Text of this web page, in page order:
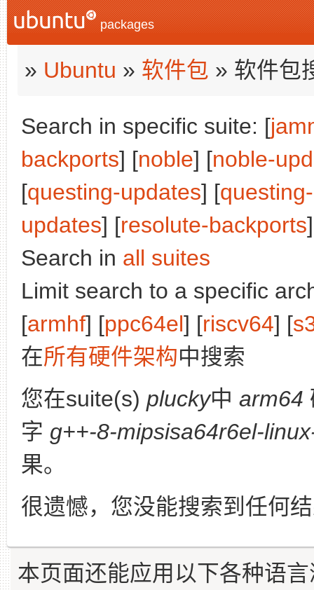
packages
» Ubuntu » 软件包 » 软件包
Search in specific suite: [
backports] [noble] [noble-
[questing-updates] [
updates] [resolute-backports
Search in all suites
Limit search to a specific
[armhf] [ppc64el] [riscv64] [
在所有硬件架构中搜索
您在suite(s) plucky中 arm64
字 g++-8-mipsisa64r6el-
果。
很遗憾，您没能搜索到任何
本页面还能应用以下各种语